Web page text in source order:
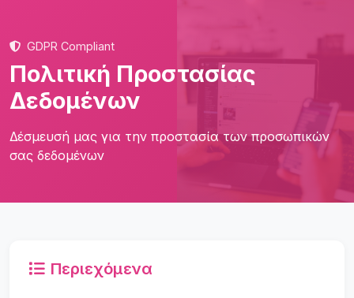
GDPR Compliant
Πολιτική Προστασίας
Δεδομένων
Δέσμευσή μας για την προστασία των προσωπικών
σας δεδομένων
Περιεχόμενα